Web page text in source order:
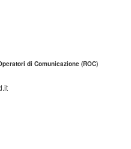
di Comunicazione (ROC)